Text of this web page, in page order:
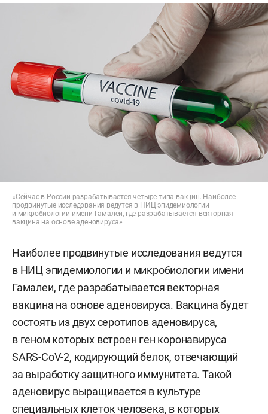
«Сейчас в России разрабатывается четыре типа вакцин. Наиболее
продвинутые исследования ведутся в НИЦ эпидемиологии
и микробиологии имени Гамалеи, где разрабатывается векторная
вакцина на основе аденовируса»
Наиболее продвинутые исследования ведутся
в НИЦ эпидемиологии и микробиологии имени
Гамалеи, где разрабатывается векторная
вакцина на основе аденовируса. Вакцина будет
состоять из двух серотипов аденовируса,
в геном которых встроен ген коронавируса
SARS-CoV-2, кодирующий белок, отвечающий
за выработку защитного иммунитета. Такой
аденовирус выращивается в культуре
специальных клеток человека, в которых